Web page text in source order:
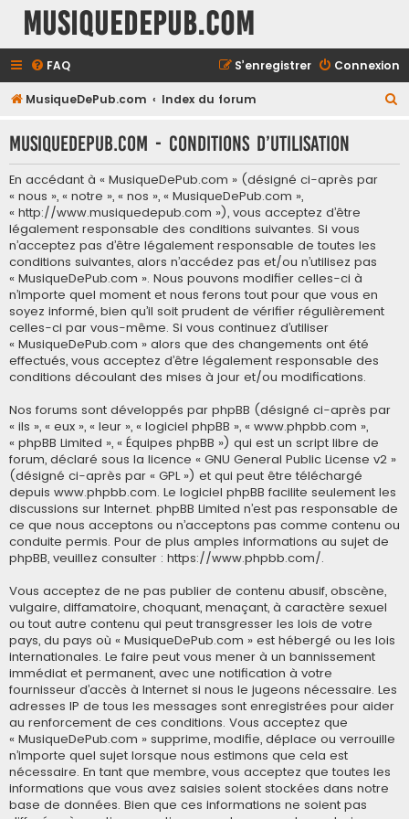
MusiqueDePub.com
FAQ Connexion
S’enregistrer
MusiqueDePub.com Index du forum
h
MusiqueDePub.com - Conditions d’utilisation
En accédant à « MusiqueDePub.com » (désigné ci-après par
« nous », « notre », « nos », « MusiqueDePub.com »,
« http://www.musiquedepub.com »), vous acceptez d’être
légalement responsable des conditions suivantes. Si vous
n’acceptez pas d’être légalement responsable de toutes les
conditions suivantes, alors n’accédez pas et/ou n’utilisez pas
« MusiqueDePub.com ». Nous pouvons modifier celles-ci à
n’importe quel moment et nous ferons tout pour que vous en
soyez informé, bien qu’il soit prudent de vérifier régulièrement
celles-ci par vous-même. Si vous continuez d’utiliser
« MusiqueDePub.com » alors que des changements ont été
effectués, vous acceptez d’être légalement responsable des
conditions découlant des mises à jour et/ou modifications.
Nos forums sont développés par phpBB (désigné ci-après par
« ils », « eux », « leur », « logiciel phpBB », « www.phpbb.com »,
« phpBB Limited », « Équipes phpBB ») qui est un script libre de
forum, déclaré sous la licence « GNU General Public License v2 »
(désigné ci-après par « GPL ») et qui peut être téléchargé
depuis www.phpbb.com. Le logiciel phpBB facilite seulement les
discussions sur Internet. phpBB Limited n’est pas responsable de
ce que nous acceptons ou n’acceptons pas comme contenu ou
conduite permis. Pour de plus amples informations au sujet de
phpBB, veuillez consulter : https://www.phpbb.com/.
Vous acceptez de ne pas publier de contenu abusif, obscène,
vulgaire, diffamatoire, choquant, menaçant, à caractère sexuel
ou tout autre contenu qui peut transgresser les lois de votre
pays, du pays où « MusiqueDePub.com » est hébergé ou les lois
internationales. Le faire peut vous mener à un bannissement
immédiat et permanent, avec une notification à votre
fournisseur d’accès à Internet si nous le jugeons nécessaire. Les
adresses IP de tous les messages sont enregistrées pour aider
au renforcement de ces conditions. Vous acceptez que
« MusiqueDePub.com » supprime, modifie, déplace ou verrouille
n’importe quel sujet lorsque nous estimons que cela est
nécessaire. En tant que membre, vous acceptez que toutes les
informations que vous avez saisies soient stockées dans notre
base de données. Bien que ces informations ne soient pas